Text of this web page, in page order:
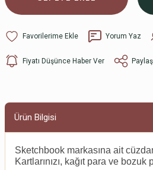
Yorum Yaz
Fiyatı Düşünce Haber Ver Paylaş
Ürün Bilgisi
Sketchbook markasına ait
Kartlarınızı, kağıt para ve